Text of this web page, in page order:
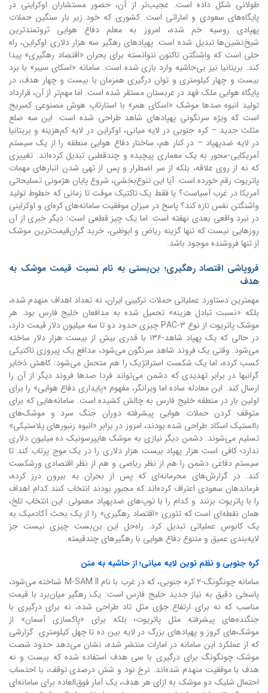
طولانی شکل داده است. عجیب‌تر از آن، حضور مستشاران اوکراینی در
پایگاه‌های سعودی و اماراتی است. کشوری که خود زیر بار سنگین حملات
پهپادی روسیه خم شده، امروز به معلم دفاع هوایی ثروتمندترین
شیخ‌نشین‌ها تبدیل شده است. پهپادهای رهگیر سه هزار دلاری اوکراین، راه
حلی است که واشنگتن تاکنون نتوانسته برای بحران «اقتصاد رهگیری» پیدا
کند. بریتانیا نیز بی‌حاشیه وارد بازی شده است. سامانه «اسکای سیبر» با برد
بیست و چهار کیلومتری و توان درگیری همزمان با بیست و چهار هدف، در
پایگاه هوایی ملک فهد در عربستان مستقر شده است. اما مهم‌تر از آن، قرارداد
تولید انبوه صدها موشک «اسکای همر» با استارتاپ هوش مصنوعی کمبریج
است که ویژه سرنگونی پهپادهای شاهد طراحی شده است. این سه ضلع
مثلث جدید – کره جنوبی در لایه میانی، اوکراین در لایه کم‌هزینه و بریتانیا
در لایه ضدپهپاد – در کنار هم، ساختار دفاع هوایی منطقه را از یک سیستم
آمریکایی-محور به یک معماری پیچیده و چندقطبی تبدیل کرده‌اند. تغییری
که نه از روی علاقه، بلکه از سر اضطرار و پس از تهی شدن انبارهای مهمات
پاتریوت رقم خورده است. آیا این تنوع‌بخشی، شروع پایان هژمونی تسلیحاتی
آمریکا در غرب آسیاست؟ یا فقط یک تاکتیک موقت تا زمانی که خطوط تولید
واشنگتن نفس تازه کند؟ پاسخ در میزان موفقیت سامانه‌های کره‌ای و اوکراینی
در نبرد واقعی بعدی نهفته است. اما یک چیز قطعی است: دیگر خبری از آن
روزهایی نیست که تنها گزینه ریاض و ابوظبی، خرید گران‌قیمت‌ترین موشک
از تنها فروشنده موجود باشد.
فروپاشی اقتصاد رهگیری؛ بن‌بستی به نام نسبت قیمت موشک به
هدف
مهمترین دستاورد عملیاتی حملات ترکیبی ایران، نه تعداد اهداف منهدم شده،
بلکه «نسبت تبادل هزینه» تحمیل شده به مدافعان خلیج فارس بود. هر
موشک پاتریوت از نوع PAC-۳ چیزی حدود دو تا سه میلیون دلار قیمت دارد،
در حالی که یک پهپاد شاهد-۱۳۶ با قدری بیش از بیست هزار دلار ساخته
می‌شود. وقتی یک فروند شاهد سرنگون می‌شود، مدافع یک پیروزی تاکتیکی
کسب کرده، اما یک شکست استراتژیک را هم متحمل می‌شود: کاهش ذخایر
گرانبها در برابر تهدیدی که دشمن می‌تواند فردا صدها فروند دیگر از آن را
ارسال کند. این معادله ساده اما ویرانگر، مفهوم «پایداری دفاع هوایی» را برای
اولین بار در منطقه خلیج فارس به چالش کشیده است. سامانه‌هایی که برای
متوقف کردن حملات هوایی پیشرفته دوران جنگ سرد و موشک‌های
بالستیک اسکاد طراحی شده بودند، امروز در برابر «انبوه زنبورهای پلاستیکی»
تسلیم می‌شوند. دشمن دیگر نیازی به موشک هایپرسونیک ده میلیون دلاری
ندارد؛ کافی است هزار پهپاد بیست هزار دلاری را در یک موج پرتاب کند تا
سیستم دفاعی دشمن را هم از نظر ریاضی و هم از نظر اقتصادی ورشکست
کند. در گزارش‌های محرمانه‌ای که پس از بحران به بیرون درز کرده،
فرماندهان سعودی اعتراف کرده‌اند که مجبور بودند انتخاب کنند کدام اهداف
را با پاتریوت بزنند و کدام را با توپ‌های ضدپهپاد معمولی. این انتخاب تلخ،
همان نقطه‌ای است که تئوری «اقتصاد رهگیری» را از یک بحث آکادمیک به
یک کابوس عملیاتی تبدیل کرد. راه‌حل این بن‌بست چیزی نیست جز
لایه‌بندی عمیق و متنوع دفاع هوایی با رهگیرهای چندقیمته.
کره جنوبی و نظم نوین لایه میانی؛ از حاشیه به متن
سامانه چونگونگ-۲ کره جنوبی، که در غرب با نام M-SAM II شناخته می‌شود،
پاسخی دقیق به نیاز جدید خلیج فارس است: یک رهگیر میان‌برد با قیمت
مناسب که نه برای ارتفاع جوّی مثل تاد طراحی شده، نه برای درگیری با
جنگنده‌های پیشرفته مثل پاتریوت؛ بلکه برای «پاکسازی آسمان» از
موشک‌های کروز و پهپادهای بزرگ در لایه بین ده تا چهل کیلومتری. گزارشی
که از عملکرد این سامانه در امارات منتشر شده، نشان می‌دهد حدود شصت
موشک چونگونگ برای درگیری با سی هدف استفاده شده که بیست و نه
هدف با موفقیت منهدم شده‌اند. نرخ نود و شش درصدی توقف، با احتساب
احتمال شلیک دو موشک به ازای هر هدف، یک آمار فوق‌العاده برای سامانه‌ای